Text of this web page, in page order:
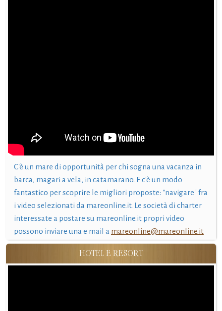
C'è un mare di opportunità per chi sogna una vacanza in
barca, magari a vela, in catamarano. E c'è un modo
fantastico per scoprire le migliori proposte: "navigare" fra
i video selezionati da mareonline.it. Le società di charter
interessate a postare su mareonline.it propri video
possono inviare una e mail a mareonline@mareonline.it
HOTEL E RESORT